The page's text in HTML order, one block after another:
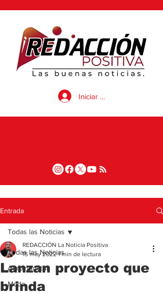
Iniciar sesión
Entrada
Todas las Noticias
Agroindustria
Moda
Todas las Noticias
Lanzan proyecto que
brinda
REDACCIÓN La Noticia Positiva
15 may 2022 1 min de lectura